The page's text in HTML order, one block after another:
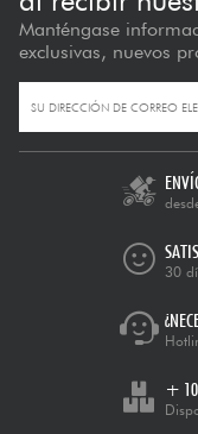
Manténgase
exclusivas, nuevos
30
+